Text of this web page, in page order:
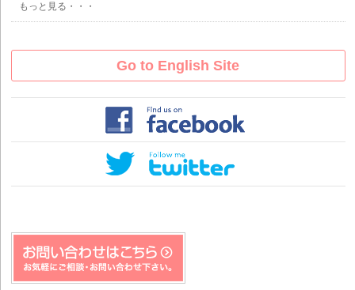
もっと見る・・・
Go to English Site